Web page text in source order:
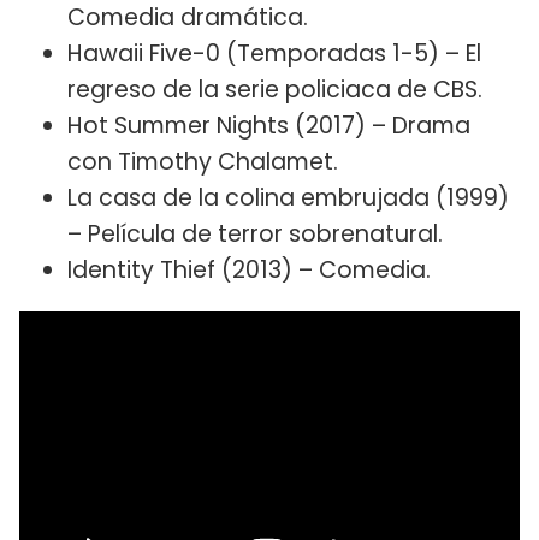
Comedia dramática.
Hawaii Five-0 (Temporadas 1-5) – El
regreso de la serie policiaca de CBS.
Hot Summer Nights (2017) – Drama
con Timothy Chalamet.
La casa de la colina embrujada (1999)
– Película de terror sobrenatural.
Identity Thief (2013) – Comedia.